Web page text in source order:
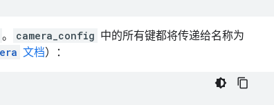
。 camera_config 中的所有键都将传递给名称为
文档）：